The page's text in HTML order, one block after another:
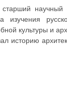
старший
изучения
культуры и
историю